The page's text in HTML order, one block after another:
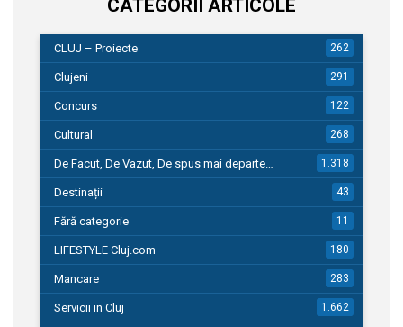
CATEGORII ARTICOLE
CLUJ – Proiecte 262
Clujeni 291
Concurs 122
Cultural 268
De Facut, De Vazut, De spus mai departe… 1.318
Destinații 43
Fără categorie 11
LIFESTYLE Cluj.com 180
Mancare 283
Servicii in Cluj 1.662